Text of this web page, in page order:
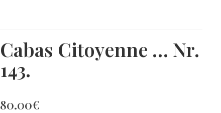
Cabas Citoyenne … Nr.
143.
80.00€